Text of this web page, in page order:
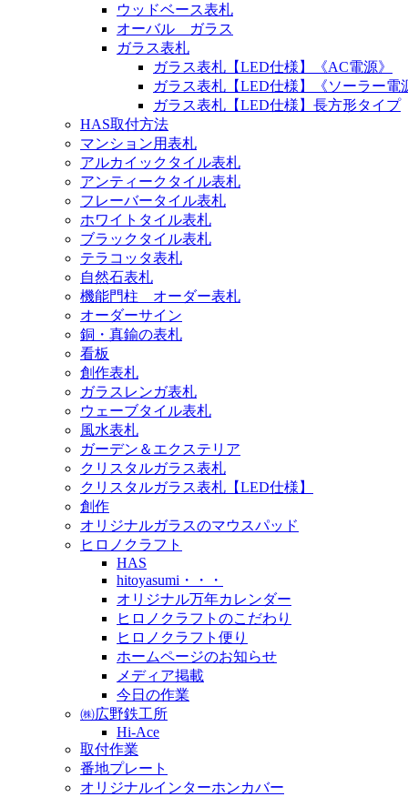
ウッドベース表札
オーバル ガラス
ガラス表札
ガラス表札【LED仕様】《AC電源》
ガラス表札【LED仕様】《ソーラー電
ガラス表札【LED仕様】長方形タイプ
HAS取付方法
マンション用表札
アルカイックタイル表札
アンティークタイル表札
フレーバータイル表札
ホワイトタイル表札
ブラックタイル表札
テラコッタ表札
自然石表札
機能門柱 オーダー表札
オーダーサイン
銅・真鍮の表札
看板
創作表札
ガラスレンガ表札
ウェーブタイル表札
風水表札
ガーデン＆エクステリア
クリスタルガラス表札
クリスタルガラス表札【LED仕様】
創作
オリジナルガラスのマウスパッド
ヒロノクラフト
HAS
hitoyasumi・・・
オリジナル万年カレンダー
ヒロノクラフトのこだわり
ヒロノクラフト便り
ホームページのお知らせ
メディア掲載
今日の作業
㈱広野鉄工所
Hi-Ace
取付作業
番地プレート
オリジナルインターホンカバー